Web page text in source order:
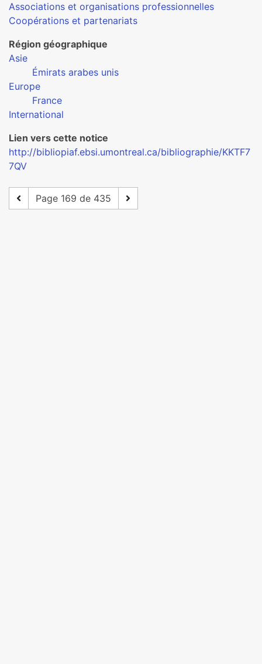
Associations et organisations professionnelles
Coopérations et partenariats
Région géographique
Asie
Émirats arabes unis
Europe
France
International
Lien vers cette notice
http://bibliopiaf.ebsi.umontreal.ca/bibliographie/KKTF7
7QV
Page 169 de 435